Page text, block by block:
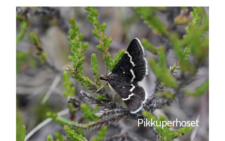
Pikkuperhoset